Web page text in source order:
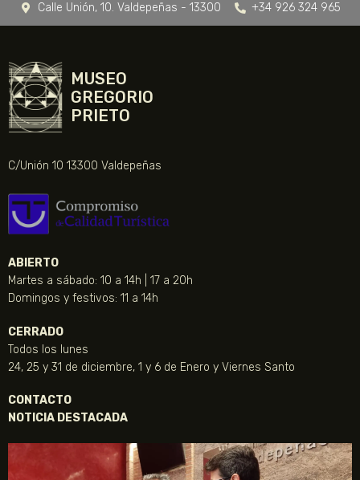
Calle Unión, 10. Valdepeñas - 13300
+34 926 324 965
MUSEO
GREGORIO
PRIETO
C/Unión 10 13300 Valdepeñas
ABIERTO
Martes a sábado: 10 a 14h | 17 a 20h
Domingos y festivos: 11 a 14h
CERRADO
Todos los lunes
24, 25 y 31 de diciembre, 1 y 6 de Enero y Viernes Santo
CONTACTO
NOTICIA DESTACADA